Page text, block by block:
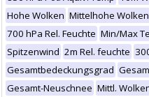
Hohe Wolken Mittelhohe Wolken
700 hPa Rel. Feuchte Min/Max
Spitzenwind 2m Rel. feuchte
Gesamtbedeckungsgrad
Gesamt-Neuschnee Mittl.